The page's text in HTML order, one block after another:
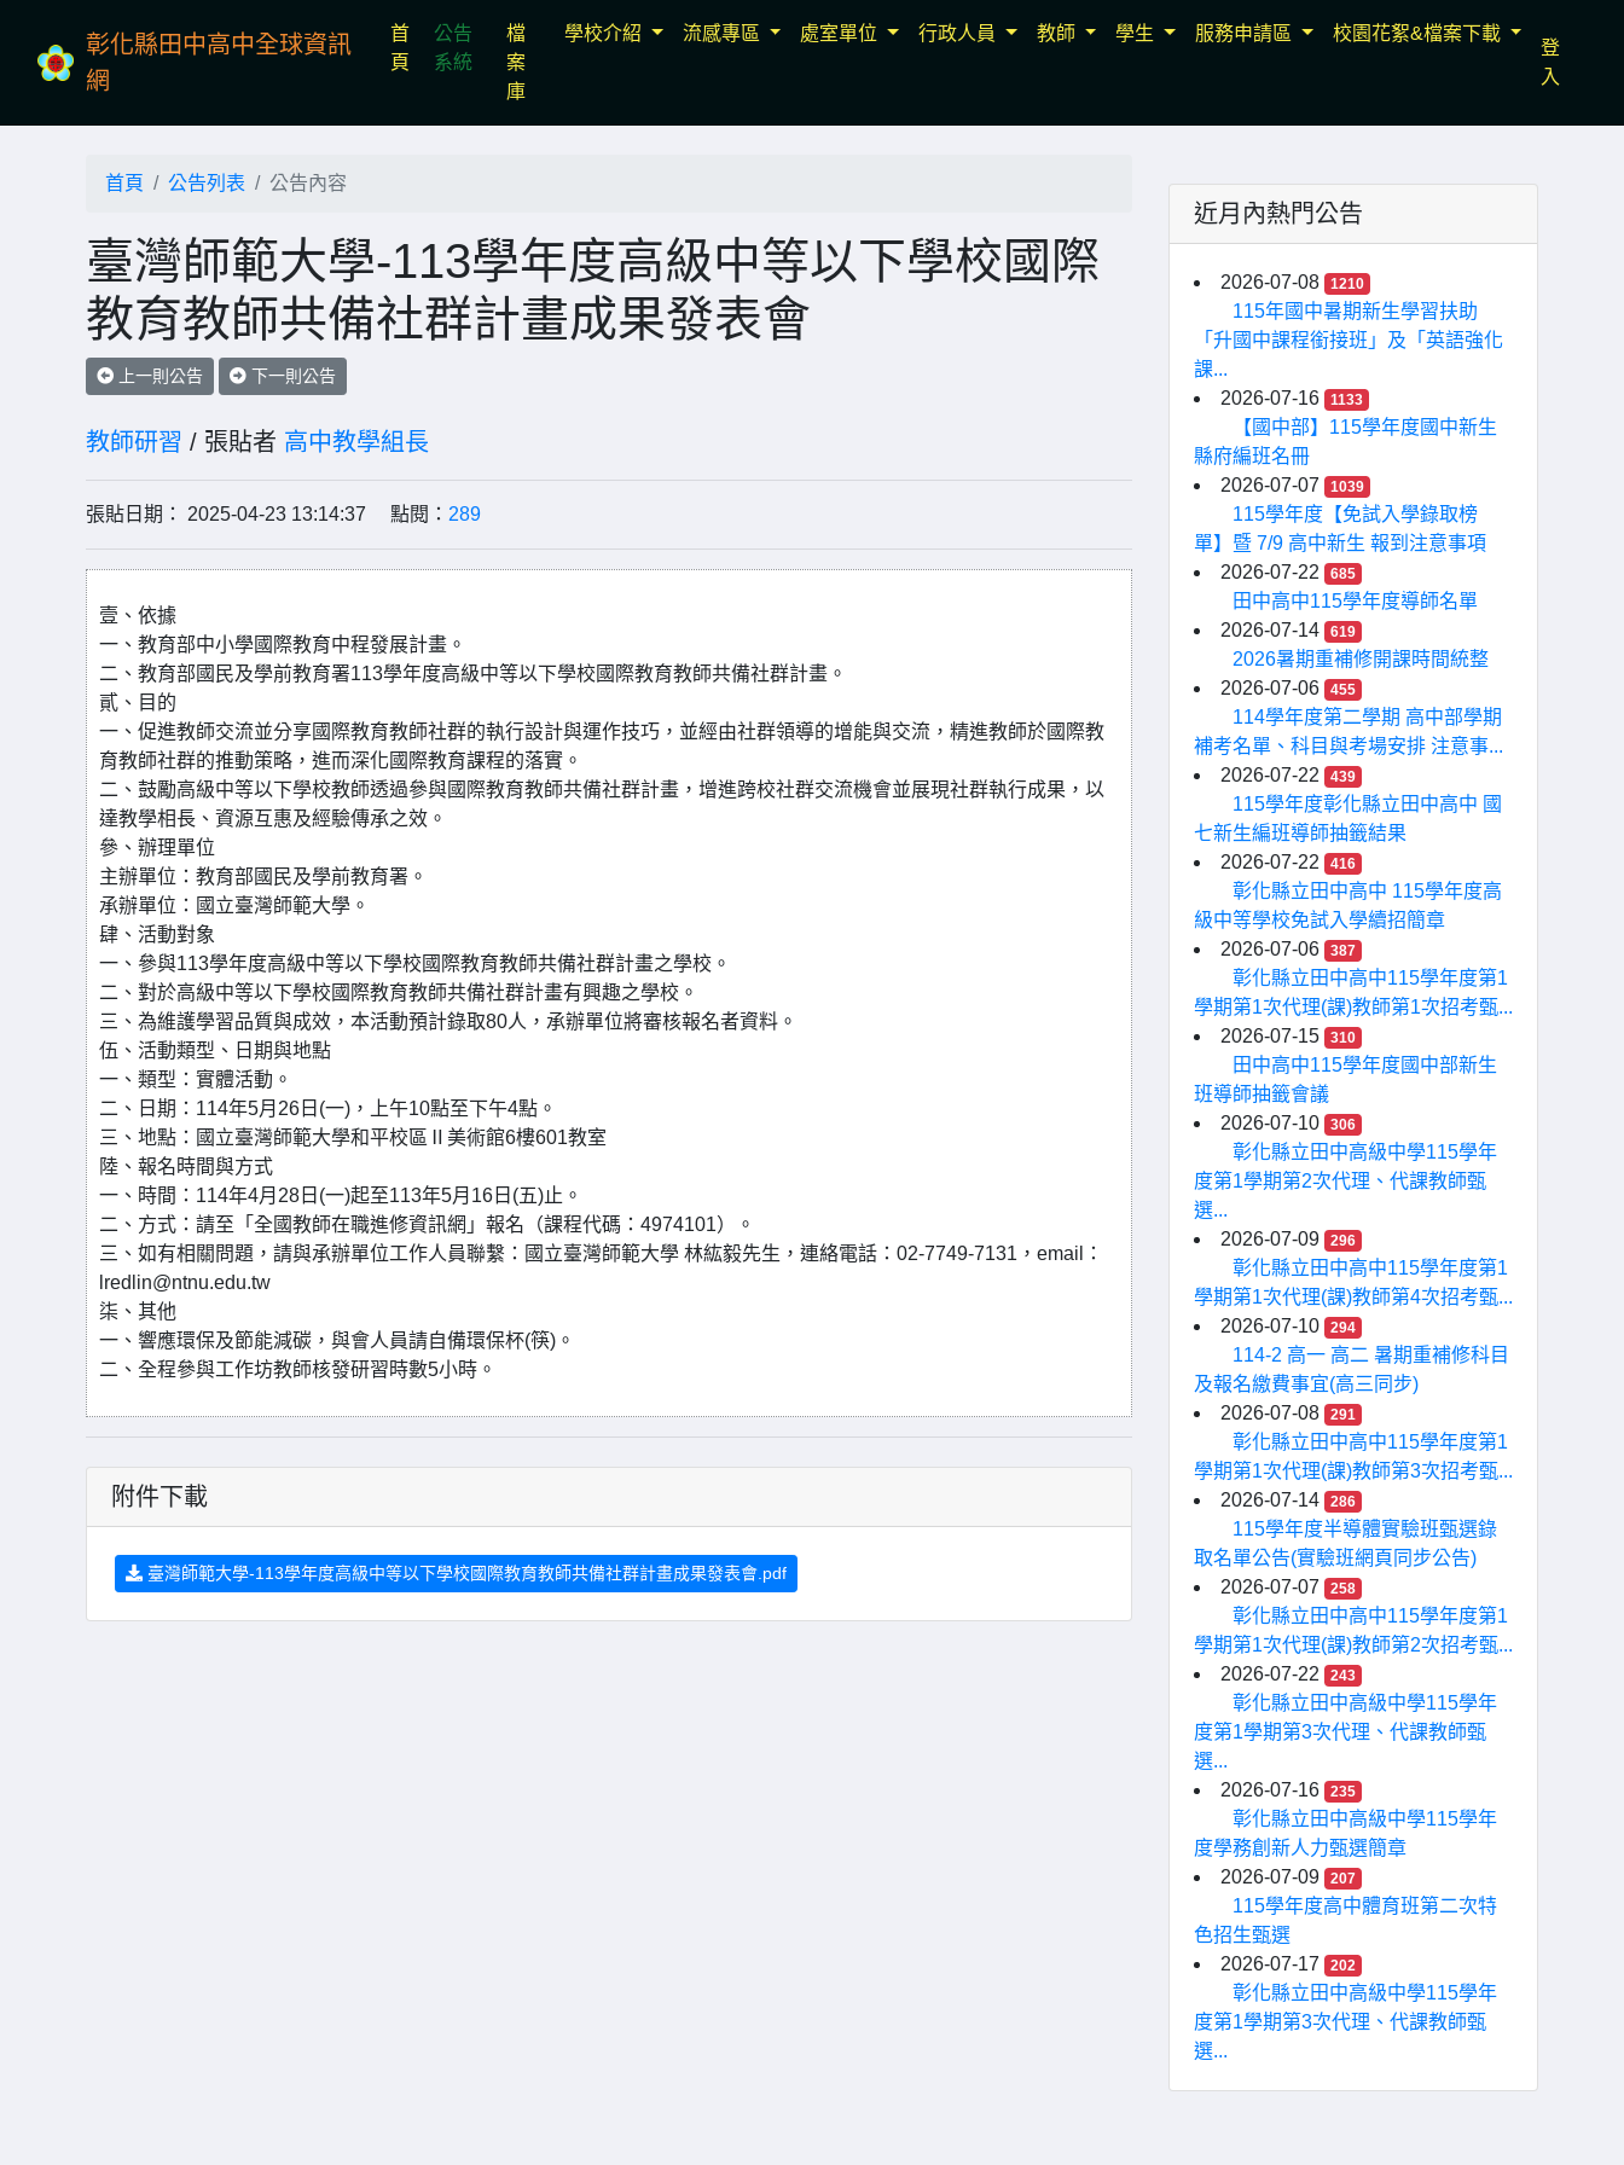
彰化縣田中高中全球資訊
網
首
頁 (current)
公告
系統
檔
案
庫
學校介紹 流感專區 處室單位 行政人員 教師 學生 服務申請區 校園花絮&檔案下載
登
入
首頁 公告列表 公告內容
臺灣師範大學-113學年度高級中等以下學校國際
教育教師共備社群計畫成果發表會
上一則公告 下一則公告
教師研習 / 張貼者 高中教學組長
張貼日期： 2025-04-23 13:14:37 點閱： 289
壹、依據
一、教育部中小學國際教育中程發展計畫。
二、教育部國民及學前教育署113學年度高級中等以下學校國際教育教師共備社群計畫。
貳、目的
一、促進教師交流並分享國際教育教師社群的執行設計與運作技巧，並經由社群領導的增能與交流，精進教師於國際教
育教師社群的推動策略，進而深化國際教育課程的落實。
二、鼓勵高級中等以下學校教師透過參與國際教育教師共備社群計畫，增進跨校社群交流機會並展現社群執行成果，以
達教學相長、資源互惠及經驗傳承之效。
參、辦理單位
主辦單位：教育部國民及學前教育署。
承辦單位：國立臺灣師範大學。
肆、活動對象
一、參與113學年度高級中等以下學校國際教育教師共備社群計畫之學校。
二、對於高級中等以下學校國際教育教師共備社群計畫有興趣之學校。
三、為維護學習品質與成效，本活動預計錄取80人，承辦單位將審核報名者資料。
伍、活動類型、日期與地點
一、類型：實體活動。
二、日期：114年5月26日(一)，上午10點至下午4點。
三、地點：國立臺灣師範大學和平校區Ⅱ美術館6樓601教室
陸、報名時間與方式
一、時間：114年4月28日(一)起至113年5月16日(五)止。
二、方式：請至「全國教師在職進修資訊網」報名（課程代碼：4974101）。
三、如有相關問題，請與承辦單位工作人員聯繫：國立臺灣師範大學 林紘毅先生，連絡電話：02-7749-7131，email：
lredlin@ntnu.edu.tw
柒、其他
一、響應環保及節能減碳，與會人員請自備環保杯(筷)。
二、全程參與工作坊教師核發研習時數5小時。
附件下載
臺灣師範大學-113學年度高級中等以下學校國際教育教師共備社群計畫成果發表會.pdf
近月內熱門公告
2026-07-08 1210
115年國中暑期新生學習扶助
「升國中課程銜接班」及「英語強化
課...
2026-07-16
1133
【國中部】115學年度國中新生
縣府編班名冊
2026-07-07
1039
115學年度【免試入學錄取榜
單】暨 7/9 高中新生 報到注意事項
2026-07-22
685
田中高中115學年度導師名單
2026-07-14
619
2026暑期重補修開課時間統整
2026-07-06
455
114學年度第二學期 高中部學期
補考名單、科目與考場安排 注意事...
2026-07-22
439
115學年度彰化縣立田中高中 國
七新生編班導師抽籤結果
2026-07-22
416
彰化縣立田中高中 115學年度高
級中等學校免試入學續招簡章
2026-07-06
387
彰化縣立田中高中115學年度第1
學期第1次代理(課)教師第1次招考甄...
2026-07-15
310
田中高中115學年度國中部新生
班導師抽籤會議
2026-07-10
306
彰化縣立田中高級中學115學年
度第1學期第2次代理、代課教師甄
選...
2026-07-09
296
彰化縣立田中高中115學年度第1
學期第1次代理(課)教師第4次招考甄...
2026-07-10
294
114-2 高一 高二 暑期重補修科目
及報名繳費事宜(高三同步)
2026-07-08
291
彰化縣立田中高中115學年度第1
學期第1次代理(課)教師第3次招考甄...
2026-07-14
286
115學年度半導體實驗班甄選錄
取名單公告(實驗班網頁同步公告)
2026-07-07
258
彰化縣立田中高中115學年度第1
學期第1次代理(課)教師第2次招考甄...
2026-07-22
243
彰化縣立田中高級中學115學年
度第1學期第3次代理、代課教師甄
選...
2026-07-16
235
彰化縣立田中高級中學115學年
度學務創新人力甄選簡章
2026-07-09
207
115學年度高中體育班第二次特
色招生甄選
2026-07-17
202
彰化縣立田中高級中學115學年
度第1學期第3次代理、代課教師甄
選...